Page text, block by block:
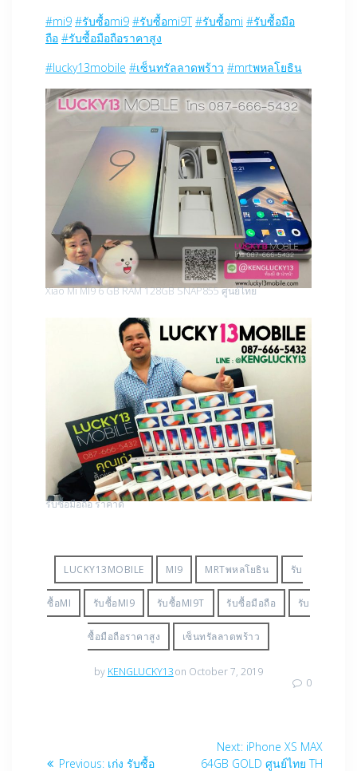
#mi9 #รับซื้อmi9 #รับซื้อmi9T #รับซื้อmi #รับซื้อมือ
ถือ #รับซื้อมือถือราคาสูง
#lucky13mobile #เซ็นทรัลลาดพร้าว #mrtพหลโยธิน
Xiao Mi MI9 6 GB RAM 128GB SNAP855 ศูนย์ไทย
รับซื้อมือถือ ราคาดี
LUCKY13MOBILE MI9 MRTพหลโยธิน รับ
ซื้อMI รับซื้อMI9 รับซื้อMI9T รับซื้อมือถือ รับ
ซื้อมือถือราคาสูง เซ็นทรัลลาดพร้าว
by KENGLUCKY13on October 7, 2019
0
Previous: Previous
เก่ง รับซื้อ
Next: Next
post:
iPhone XS MAX
64GB GOLD ศูนย์ไทย TH